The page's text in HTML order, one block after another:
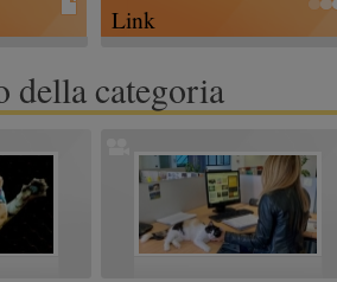
Link
categoria